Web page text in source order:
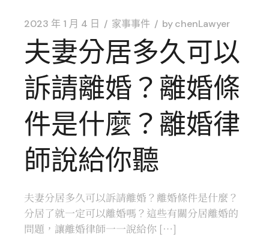
2023 年 1 月 4 日 家事事件 bychenLawyer
夫妻分居多久可以
訴請離婚？離婚條
件是什麼？離婚律
師說給你聽
夫妻分居多久可以訴請離婚？離婚條件是什麼？
分居了就一定可以離婚嗎？這些有關分居離婚的
問題，讓離婚律師一一說給你 […]